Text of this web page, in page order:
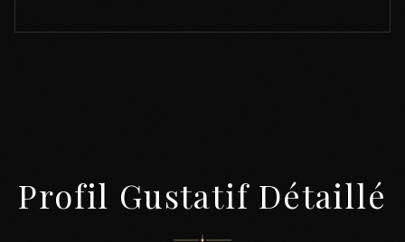
Profil Gustatif Détaillé